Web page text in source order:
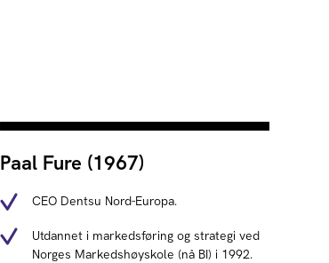
Paal Fure (1967)
CEO Dentsu Nord-Europa.
Utdannet i markedsføring og strategi ved
Norges Markedshøyskole (nå BI) i 1992.